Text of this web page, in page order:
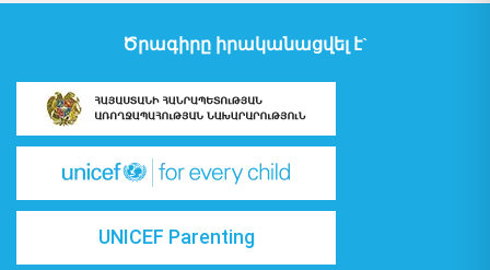
Ծրագիրը իրականացվել է`
UNICEF Parenting